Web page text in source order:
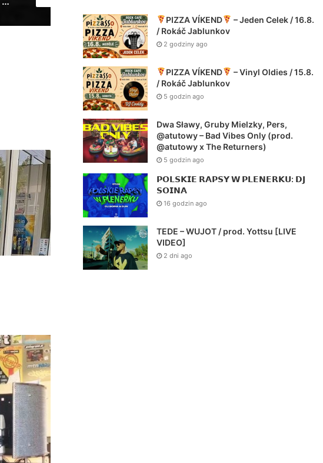
PIZZA VÍKEND
– Jeden Celek / 16.8.
/ Rokáč Jablunkov
2 godziny ago
PIZZA VÍKEND
– Vinyl Oldies / 15.8.
/ Rokáč Jablunkov
5 godzin ago
Dwa Sławy, Gruby Mielzky, Pers,
@atutowy – Bad Vibes Only (prod.
@atutowy x The Returners)
5 godzin ago
𝗣𝗢𝗟𝗦𝗞𝗜𝗘 𝗥𝗔𝗣𝗦𝗬 𝗪 𝗣𝗟𝗘𝗡𝗘𝗥𝗞𝗨: 𝗗𝗝
𝗦𝗢𝗜𝗡𝗔
16 godzin ago
TEDE – WUJOT / prod. Yottsu [LIVE
VIDEO]
2 dni ago